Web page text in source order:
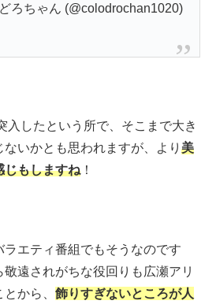
ろちゃん (@colodrochan1020)
入したという所で、そこまで大き
いかとも思われますが、より 美
じもしますね ！
ラエティ番組でもそうなのです
遠されがちな役回りも広瀬アリ
から、 飾りすぎないところが人